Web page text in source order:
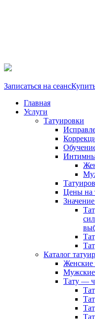
Записаться на сеанс
Главная
Услуги
Татуировки
Цены на
Каталог
Женские
Мужские
Тату —